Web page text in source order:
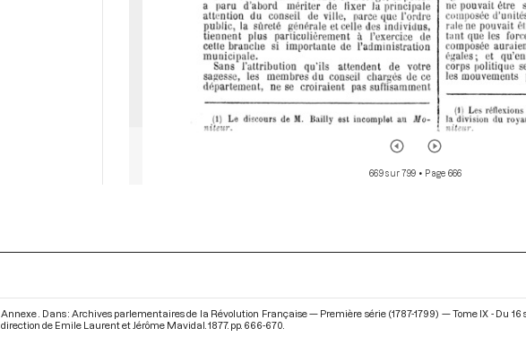
669 sur 799 • Page 666
Annexe . Dans : Archives parlementaires de la Révolution Française — Première série (1787-1799) — Tome IX - Du 16
direction de Emile Laurent et Jérôme Mavidal. 1877. pp. 666-670.